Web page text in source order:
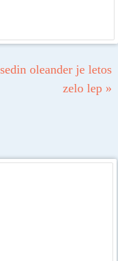
oleander je letos
zelo lep »